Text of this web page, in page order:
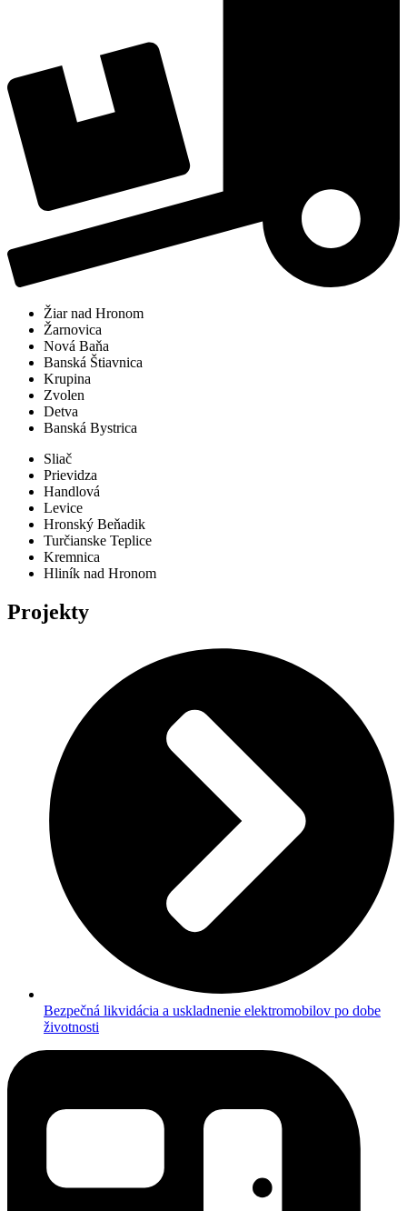
Žiar nad Hronom
Žarnovica
Nová Baňa
Banská Štiavnica
Krupina
Zvolen
Detva
Banská Bystrica
Sliač
Prievidza
Handlová
Levice
Hronský Beňadik
Turčianske Teplice
Kremnica
Hliník nad Hronom
Projekty
Bezpečná likvidácia a uskladnenie elektromobilov po dobe
životnosti